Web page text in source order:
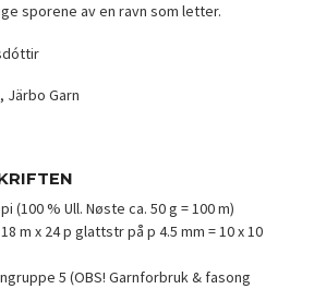
sporene av en ravn som letter.
Järbo Garn
(100 % Ull. Nøste ca. 50 g = 100 m)
18 m x 24 p glattstr på p 4.5 mm = 10 x 10
5 (OBS! Garnforbruk & fasong